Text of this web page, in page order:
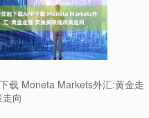
载 Moneta Markets外汇:黄金走
向